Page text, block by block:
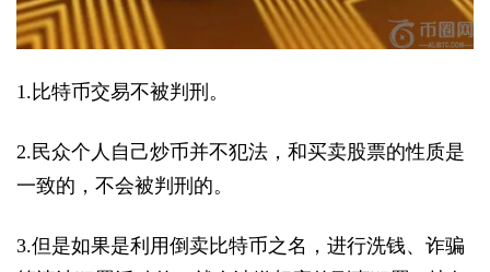
1.比特币交易不被判刑。
2.民众个人自己炒币并不犯法，和买卖股票的性质是
一致的，不会被判刑的。
3.但是如果是利用倒卖比特币之名，进行洗钱、诈骗